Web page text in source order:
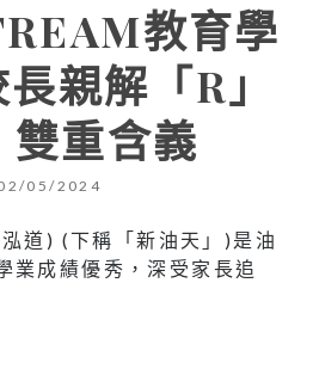
教育學
親解「R」
雙重含義
05/2024
道) (下稱「新油天」)是油
業成績優秀，深受家長追